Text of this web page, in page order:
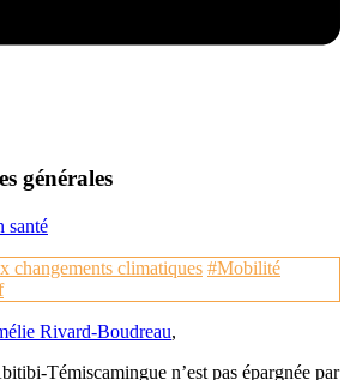
générales
santé
changements climatiques #Mobilité
Rivard-Boudreau,
Témiscamingue n’est pas épargnée par